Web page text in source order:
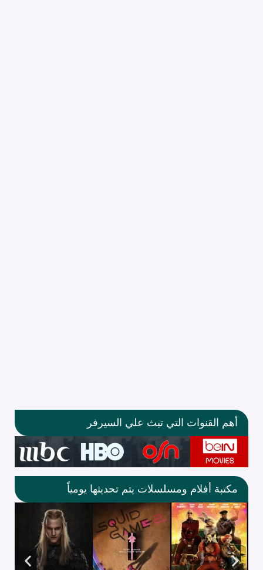
أهم القنوات التي تبث علي السيرفر
مكتبة أفلام ومسلسلات يتم تحديثها يومياً